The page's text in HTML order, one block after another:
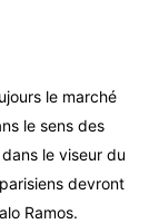
le marché
le sens des
le viseur du
devront
Ramos.